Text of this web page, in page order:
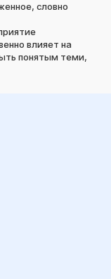
словно
влияет на
понятым теми,